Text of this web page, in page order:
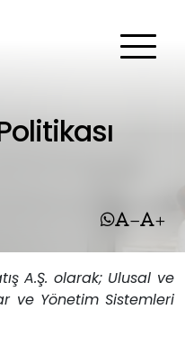
A.Ş. olarak; Ulusal ve
ve Yönetim Sistemleri